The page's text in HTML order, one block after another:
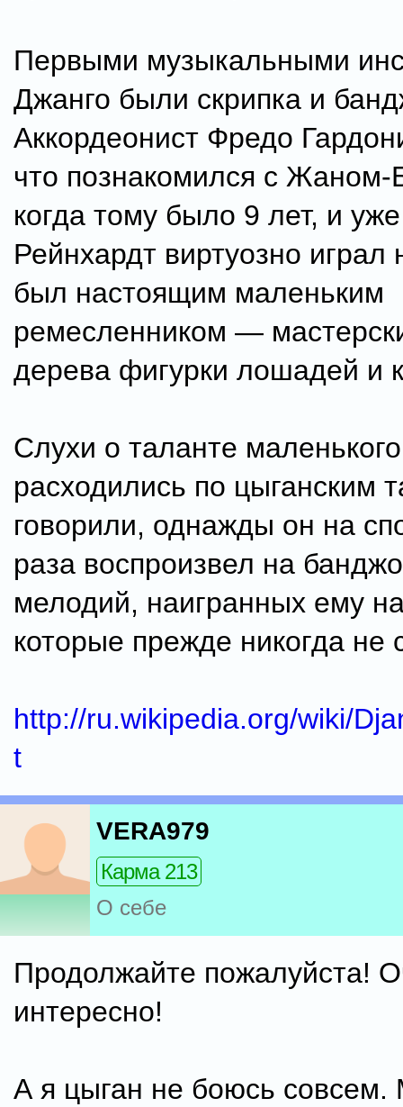
Первыми музыкальными
Джанго были скрипка и
Аккордеонист Фредо
что познакомился с Жаном-
когда тому было 9 лет, и
Рейнхардт виртуозно играл
был настоящим маленьким
ремесленником —
дерева фигурки лошадей и
Слухи о таланте
расходились по цыганским
говорили, однажды он на
раза воспроизвел на
мелодий, наигранных ему
которые прежде никогда
http://ru.wikipedia.org/wiki/
t
VERA979
Карма 213
О себе
Продолжайте пожалуйста!
интересно!
А я цыган не боюсь